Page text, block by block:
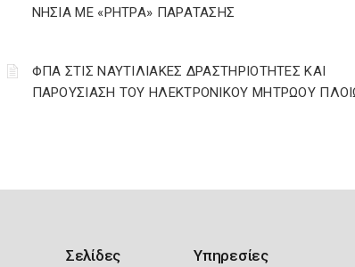
ΝΗΣΙΑ ΜΕ «ΡΗΤΡΑ» ΠΑΡΑΤΑΣΗΣ
ΦΠΑ ΣΤΙΣ ΝΑΥΤΙΛΙΑΚΕΣ ΔΡΑΣΤΗΡΙΟΤΗΤΕΣ ΚΑΙ
ΠΑΡΟΥΣΙΑΣΗ ΤΟΥ ΗΛΕΚΤΡΟΝΙΚΟΥ ΜΗΤΡΩΟΥ
Σελίδες Υπηρεσίες